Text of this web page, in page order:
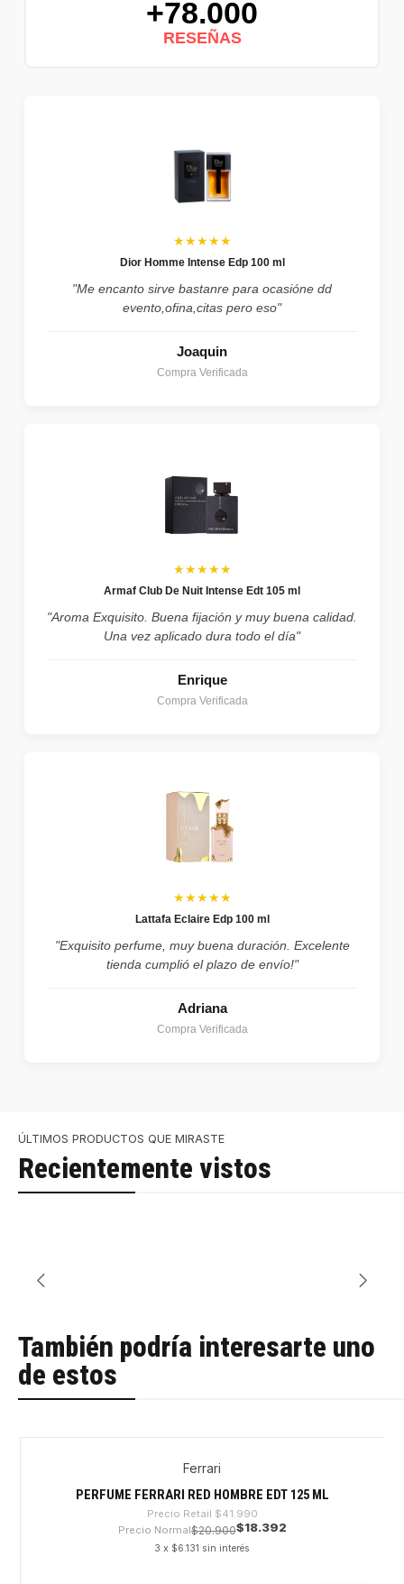
+78.000
RESEÑAS
★★★★★
Dior Homme Intense Edp 100 ml
"Me encanto sirve bastanre para ocasióne dd
evento,ofina,citas pero eso"
Joaquin
Compra Verificada
★★★★★
Armaf Club De Nuit Intense Edt 105 ml
"Aroma Exquisito. Buena fijación y muy buena calidad.
Una vez aplicado dura todo el día"
Enrique
Compra Verificada
★★★★★
Lattafa Eclaire Edp 100 ml
"Exquisito perfume, muy buena duración. Excelente
tienda cumplió el plazo de envío!"
Adriana
Compra Verificada
ÚLTIMOS PRODUCTOS QUE MIRASTE
Recientemente vistos
También podría interesarte uno
de estos
Ferrari
PERFUME FERRARI RED HOMBRE EDT 125 ML
Precio Retail $41.990
Precio Normal$20.900$18.392
3 x $6.131 sin interés